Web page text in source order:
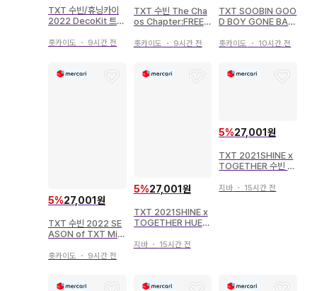
TXT 수빈/휴닝카이
2022 DecoKit 트레
리
홋카이도 ・ 9시간 전
TXT 수빈 The Cha
os Chapter:FREEZ
이딩 카드
홋카이도 ・ 9시간 전
TXT SOOBIN GOO
D BOY GONE BAD
딩 카드 셀카
홋카이도 ・ 10시간 전
5%27,001원
TXT 수빈 2022 SE
ASON of TXT Mid
ed ver. 트레이딩 카
홋카이도 ・ 9시간 전
5%27,001원
TXT 2021SHINE x
TOGETHER HUENI
드 1/8
지바・ 15시간 전
5%27,001원
TXT 2021SHINE x
TOGETHER 수빈 미
지바 ・ 15시간 전